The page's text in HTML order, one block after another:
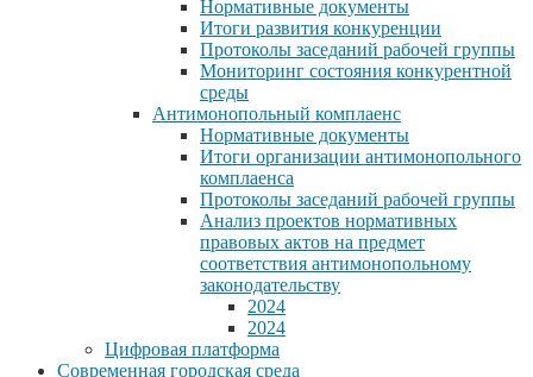
Нормативные документы
Итоги развития конкуренции
Протоколы заседаний рабочей группы
Мониторинг состояния конкурентной
среды
Антимонопольный комплаенс
Нормативные документы
Итоги организации антимонопольного
комплаенса
Протоколы заседаний рабочей группы
Анализ проектов нормативных
правовых актов на предмет
соответствия антимонопольному
законодательству
2024
2024
Цифровая платформа
Современная городская среда